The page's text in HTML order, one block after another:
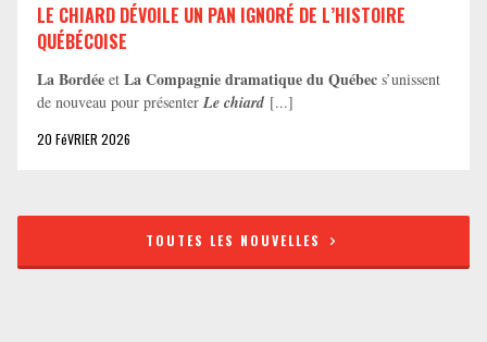
LE CHIARD DÉVOILE UN PAN IGNORÉ DE L’HISTOIRE
QUÉBÉCOISE
La Bordée et La Compagnie dramatique du Québec s’unissent
de nouveau pour présenter Le chiard [...]
20 FéVRIER 2026
TOUTES LES NOUVELLES